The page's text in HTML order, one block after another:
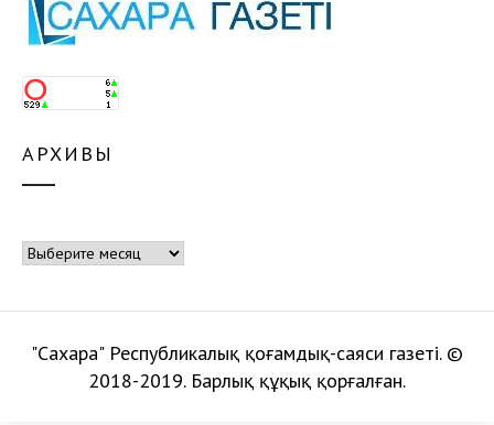
АРХИВЫ
Архивы
"Сахара" Республикалық қоғамдық-саяси газеті. ©
2018-2019. Барлық құқық қорғалған.